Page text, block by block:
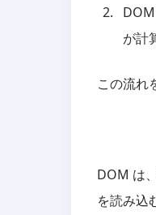
が計
この流れ
DOM は
を読み込